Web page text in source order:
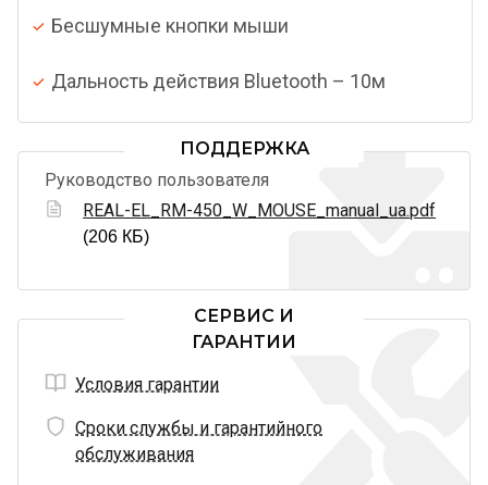
Бесшумные кнопки мыши
Дальность действия Bluetooth – 10м
ПОДДЕРЖКА
Руководство пользователя
REAL-EL_RM-450_W_MOUSE_manual_ua.pdf
(206 КБ)
СЕРВИС И
ГАРАНТИИ
Условия гарантии
Сроки службы и гарантийного
обслуживания